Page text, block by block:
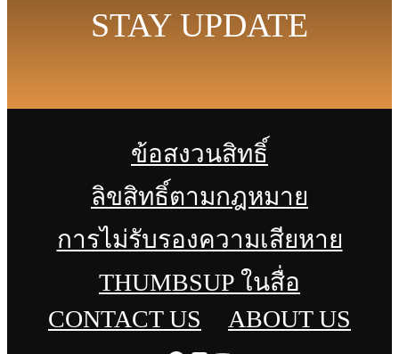
STAY UPDATE
ข้อสงวนสิทธิ์
ลิขสิทธิ์ตามกฎหมาย
การไม่รับรองความเสียหาย
THUMBSUP ในสื่อ
CONTACT US
ABOUT US